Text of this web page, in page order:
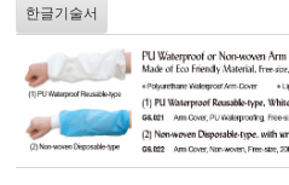
한글기술서